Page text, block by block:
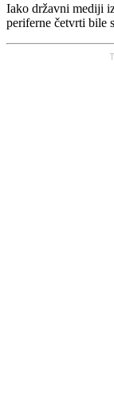
Iako državni mediji
periferne četvrti bile